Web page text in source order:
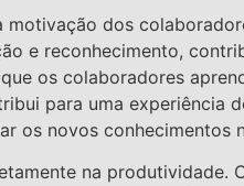
dos
e reconhecimento,
os colaboradores
para uma
os novos
na